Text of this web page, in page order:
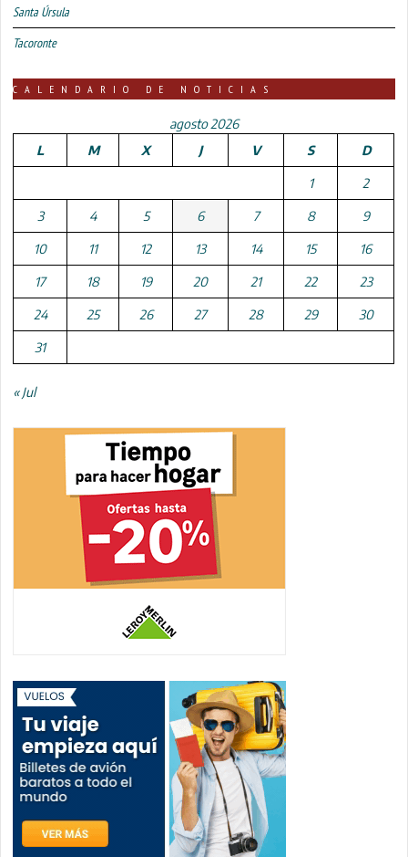
Santa Úrsula
Tacoronte
CALENDARIO DE NOTICIAS
agosto 2026
L
M X J V S D
1 2
3 4 5 6 7 8 9
10 11 12 13 14 15 16
17 18 19 20 21 22 23
24 25 26 27 28 29 30
31
« Jul